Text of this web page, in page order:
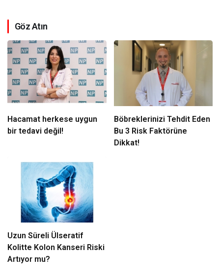
Göz Atın
Hacamat herkese uygun
bir tedavi değil!
Böbreklerinizi Tehdit Eden
Bu 3 Risk Faktörüne
Dikkat!
Uzun Süreli Ülseratif
Kolitte Kolon Kanseri Riski
Artıyor mu?